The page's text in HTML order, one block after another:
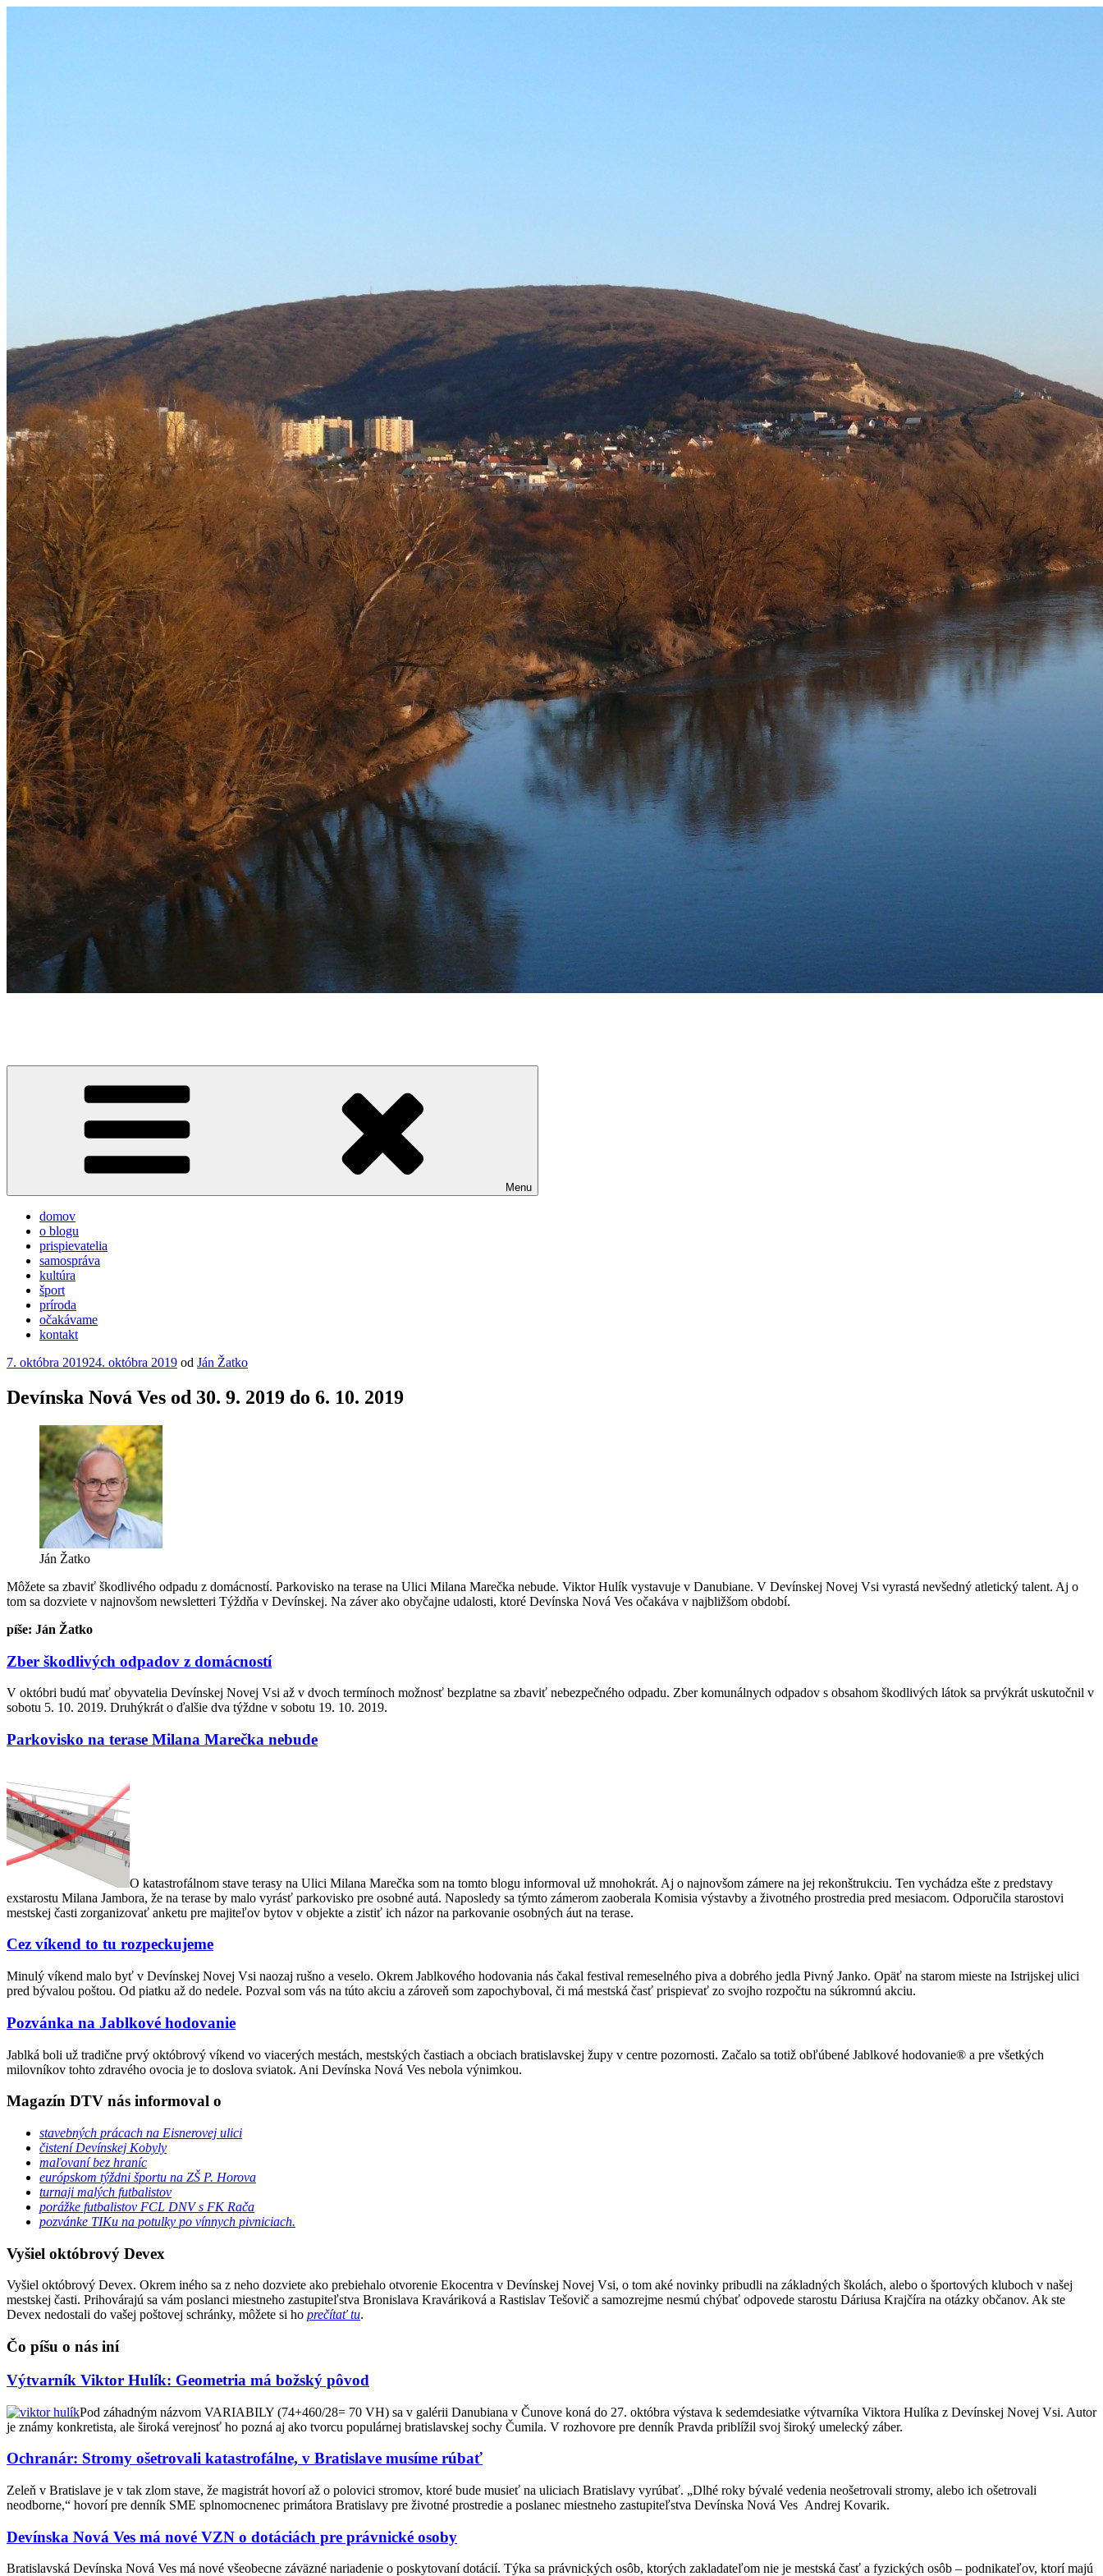
Menu
domov
o blogu
prispievatelia
samospráva
kultúra
šport
príroda
očakávame
kontakt
Publikované
7. októbra 201924. októbra 2019 od Ján Žatko
Devínska Nová Ves od 30. 9. 2019 do 6. 10. 2019
Ján Žatko
Môžete sa zbaviť škodlivého odpadu z domácností. Parkovisko na terase na Ulici Milana Marečka nebude. Viktor Hulík vystavuje v Danubiane. V Devínskej Novej Vsi vyrastá nevšedný atletický talent. Aj o
tom sa dozviete v najnovšom newsletteri Týždňa v Devínskej. Na záver ako obyčajne udalosti, ktoré Devínska Nová Ves očakáva v najbližšom období.
píše: Ján Žatko
Zber škodlivých odpadov z domácností
V októbri budú mať obyvatelia Devínskej Novej Vsi až v dvoch termínoch možnosť bezplatne sa zbaviť nebezpečného odpadu. Zber komunálnych odpadov s obsahom škodlivých látok sa prvýkrát uskutočnil v
sobotu 5. 10. 2019. Druhýkrát o ďalšie dva týždne v sobotu 19. 10. 2019.
Parkovisko na terase Milana Marečka nebude
O katastrofálnom stave terasy na Ulici Milana Marečka som na tomto blogu informoval už mnohokrát. Aj o najnovšom zámere na jej rekonštrukciu. Ten vychádza ešte z predstavy
exstarostu Milana Jambora, že na terase by malo vyrásť parkovisko pre osobné autá. Naposledy sa týmto zámerom zaoberala Komisia výstavby a životného prostredia pred mesiacom. Odporučila starostovi
mestskej časti zorganizovať anketu pre majiteľov bytov v objekte a zistiť ich názor na parkovanie osobných áut na terase.
Cez víkend to tu rozpeckujeme
Minulý víkend malo byť v Devínskej Novej Vsi naozaj rušno a veselo. Okrem Jablkového hodovania nás čakal festival remeselného piva a dobrého jedla Pivný Janko. Opäť na starom mieste na Istrijskej ulici
pred bývalou poštou. Od piatku až do nedele. Pozval som vás na túto akciu a zároveň som zapochyboval, či má mestská časť prispievať zo svojho rozpočtu na súkromnú akciu.
Pozvánka na Jablkové hodovanie
Jablká boli už tradične prvý októbrový víkend vo viacerých mestách, mestských častiach a obciach bratislavskej župy v centre pozornosti. Začalo sa totiž obľúbené Jablkové hodovanie® a pre všetkých
milovníkov tohto zdravého ovocia je to doslova sviatok. Ani Devínska Nová Ves nebola výnimkou.
Magazín DTV nás informoval o
stavebných prácach na Eisnerovej ulici
čistení Devínskej Kobyly
maľovaní bez hraníc
európskom týždni športu na ZŠ P. Horova
turnaji malých futbalistov
porážke futbalistov FCL DNV s FK Rača
pozvánke TIKu na potulky po vínnych pivniciach.
Vyšiel októbrový Devex
Vyšiel októbrový Devex. Okrem iného sa z neho dozviete ako prebiehalo otvorenie Ekocentra v Devínskej Novej Vsi, o tom aké novinky pribudli na základných školách, alebo o športových kluboch v našej
mestskej časti. Prihovárajú sa vám poslanci miestneho zastupiteľstva Bronislava Kraváriková a Rastislav Tešovič a samozrejme nesmú chýbať odpovede starostu Dáriusa Krajčíra na otázky občanov. Ak ste
Devex nedostali do vašej poštovej schránky, môžete si ho prečítať tu.
Čo píšu o nás iní
Výtvarník Viktor Hulík: Geometria má božský pôvod
Pod záhadným názvom VARIABILY (74+460/28= 70 VH) sa v galérii Danubiana v Čunove koná do 27. októbra výstava k sedemdesiatke výtvarníka Viktora Hulíka z Devínskej Novej Vsi. Autor
je známy konkretista, ale široká verejnosť ho pozná aj ako tvorcu populárnej bratislavskej sochy Čumila. V rozhovore pre denník Pravda priblížil svoj široký umelecký záber.
Ochranár: Stromy ošetrovali katastrofálne, v Bratislave musíme rúbať
Zeleň v Bratislave je v tak zlom stave, že magistrát hovorí až o polovici stromov, ktoré bude musieť na uliciach Bratislavy vyrúbať. „Dlhé roky bývalé vedenia neošetrovali stromy, alebo ich ošetrovali
neodborne,“ hovorí pre denník SME splnomocnenec primátora Bratislavy pre životné prostredie a poslanec miestneho zastupiteľstva Devínska Nová Ves Andrej Kovarik.
Devínska Nová Ves má nové VZN o dotáciách pre právnické osoby
Bratislavská Devínska Nová Ves má nové všeobecne záväzné nariadenie o poskytovaní dotácií. Týka sa právnických osôb, ktorých zakladateľom nie je mestská časť a fyzických osôb – podnikateľov, ktorí majú